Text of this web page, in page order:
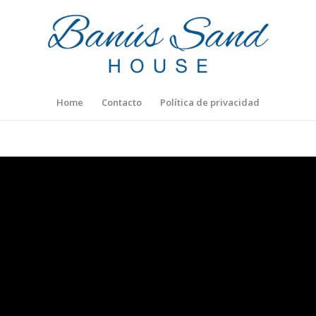
Home Contacto Política de privacidad